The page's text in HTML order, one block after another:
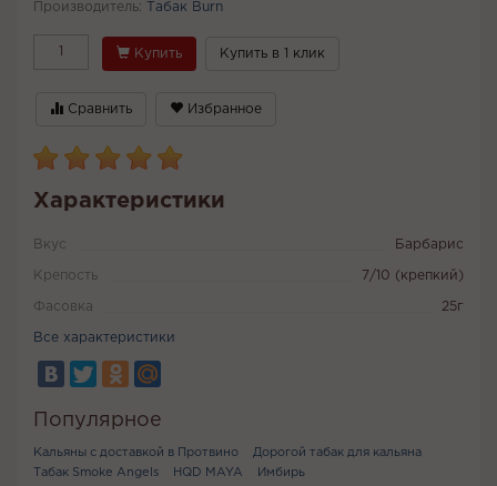
Производитель: Табак Burn
Купить Купить в 1 клик
Сравнить Избранное
Характеристики
Вкус Барбарис
Крепость 7/10 (крепкий)
Фасовка 25г
Все характеристики
Популярное
Кальяны с доставкой в Протвино
Дорогой табак для кальяна
Табак Smoke Angels
HQD MAYA
Имбирь